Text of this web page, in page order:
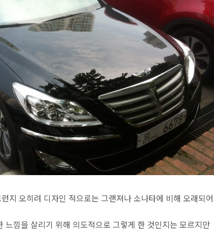
지 오히려 디자인 적으로는 그랜져나 소나타에 비해 오래되어
느낌을 살리기 위해 의도적으로 그렇게 한 것인지는 모르지만